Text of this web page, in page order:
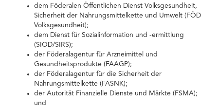
dem Föderalen Öffentlichen Dienst Volksgesundheit,
Sicherheit der Nahrungsmittelkette und Umwelt (FÖD
Volksgesundheit);
dem Dienst für Sozialinformation und -ermittlung
(SIOD/SIRS);
der Föderalagentur für Arzneimittel und
Gesundheitsprodukte (FAAGP);
der Föderalagentur für die Sicherheit der
Nahrungsmittelkette (FASNK);
der Autorität Finanzielle Dienste und Märkte (FSMA);
und